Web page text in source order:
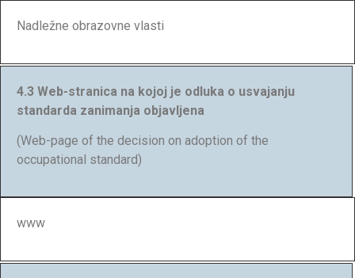
Nadležne obrazovne vlasti
4.3 Web-stranica na kojoj je odluka o usvajanju
standarda zanimanja objavljena
(Web-page of the decision on adoption of the
occupational standard)
www